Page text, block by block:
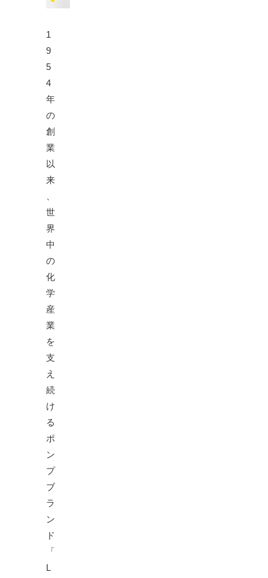
1
9
5
4
年
の
創
業
以
来
、
世
界
中
の
化
学
産
業
を
支
え
続
け
る
ポ
ン
プ
ブ
ラ
ン
ド
「
L